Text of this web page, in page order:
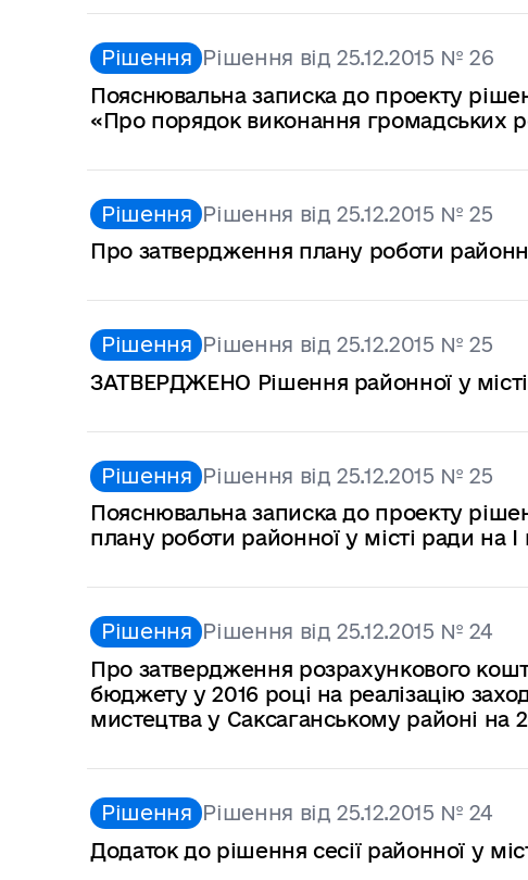
Рішення Рішення від 25.12.2015 № 26
Пояснювальна записка до проекту
«Про порядок виконання громадських
Рішення Рішення від 25.12.2015 № 25
Про затвердження плану роботи
Рішення Рішення від 25.12.2015 № 25
ЗАТВЕРДЖЕНО Рішення районної у
Рішення Рішення від 25.12.2015 № 25
Пояснювальна записка до проекту
плану роботи районної у місті ради на І
Рішення Рішення від 25.12.2015 № 24
Про затвердження розрахункового
бюджету у 2016 році на реалізацію
мистецтва у Саксаганському районі на
Рішення Рішення від 25.12.2015 № 24
Додаток до рішення сесії районної у